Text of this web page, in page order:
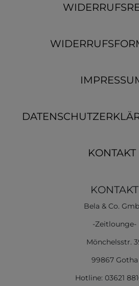
KONTAKT
KONTAKT
Bela & Co.
-Zeitlounge-
Mönchelsstr.
99867 Gotha
Hotline: 03621